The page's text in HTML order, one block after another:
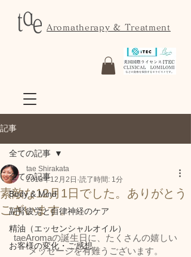
Aromatherapy & Treatment
記事
全ての記事
Body & Mind
副腎疲労と自律神経のケア
精油（エッセンシャルオイル）
お客様の変化・ご感想
全ての記事
素敵な12月1日でした。ありがとう
ございます。
tae Shirakata
2018年12月2日 読了時間: 1分
taeAromaの誕生日に、たくさんの嬉しい
メッセージを有難うございます。